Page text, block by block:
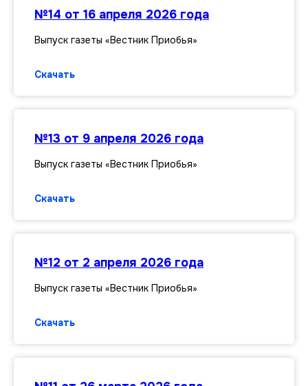
№14 от 16 апреля 2026 года
Выпуск газеты «Вестник Приобья»
Скачать
№13 от 9 апреля 2026 года
Выпуск газеты «Вестник Приобья»
Скачать
№12 от 2 апреля 2026 года
Выпуск газеты «Вестник Приобья»
Скачать